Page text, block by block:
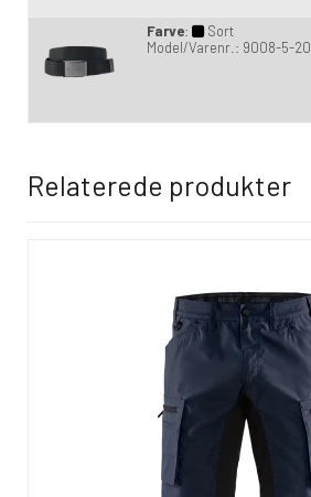
Farve:
Sort
Model/Varenr.: 9008-5-20
Relaterede produkter